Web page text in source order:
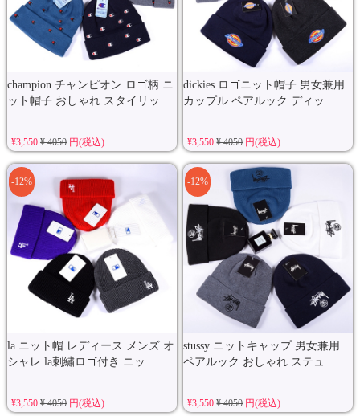
champion チャンピオン ロゴ柄 ニ
ット帽子 おしゃれ スタイリッ...
¥3,550 ¥ 4050円(税込)
dickies ロゴニット帽子 男女兼用
カップル ペアルック ディッ...
¥3,550¥ 4050円(税込)
la ニット帽 レディース メンズ オ
シャレ la刺繡ロゴ付き ニッ...
-12%
¥3,550 ¥ 4050円(税込)
stussy ニットキャップ 男女兼用
ペアルック おしゃれ ステュ...
-12%
¥3,550¥ 4050円(税込)